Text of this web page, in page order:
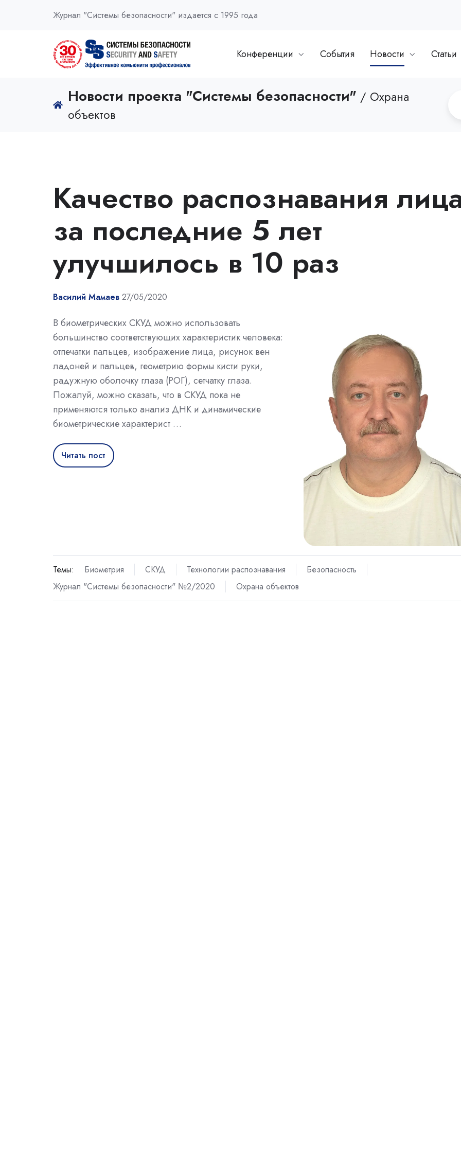
Журнал "Системы безопасности" издается с 1995 года
Конференции События Новости Статьи
Новости проекта "Системы безопасности" / Охрана
объектов
Качество распознавания
за последние 5 лет
улучшилось в 10 раз
Василий Мамаев 27/05/2020
В биометрических СКУД можно использовать
большинство соответствующих характеристик человека:
отпечатки пальцев, изображение лица, рисунок вен
ладоней и пальцев, геометрию формы кисти руки,
радужную оболочку глаза (РОГ), сетчатку глаза.
Пожалуй, можно сказать, что в СКУД пока не
применяются только анализ ДНК и динамические
биометрические характерист …
Читать пост
Темы: Биометрия СКУД Технологии распознавания
Безопасность
Журнал "Системы безопасности" №2/2020
Охрана объектов